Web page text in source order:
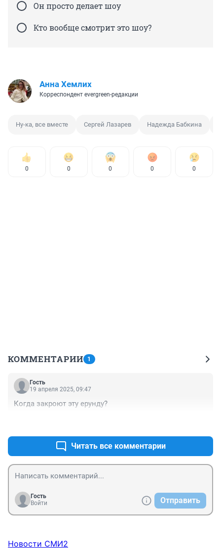
Он просто делает шоу
Кто вообще смотрит это шоу?
Анна Хемлих
Корреспондент evergreen-редакции
Ну-ка, все вместе Сергей Лазарев Надежда Бабкина
0 0 0 0 0
КОММЕНТАРИИ 1
Гость
19 апреля 2025, 09:47
Когда закроют эту ерунду?
Читать все комментарии
Гость
Войти
Отправить
Новости СМИ2